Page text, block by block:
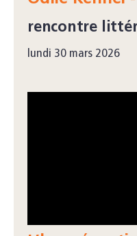
rencontre
lundi 30 mars 2026